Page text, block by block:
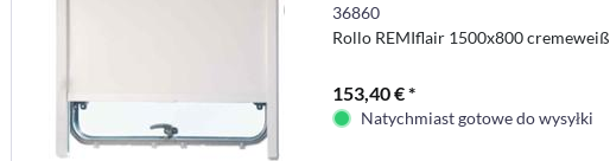
36860
Rollo REMIflair 1500x800 cremeweiß
153,40 € *
Natychmiast gotowe do wysyłki